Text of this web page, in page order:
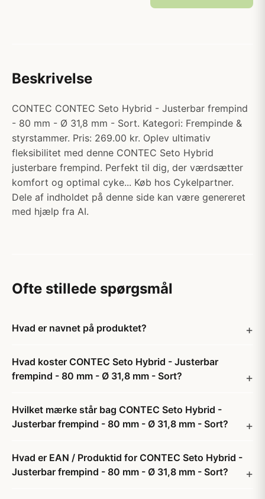
Beskrivelse
CONTEC CONTEC Seto Hybrid - Justerbar frempind
- 80 mm - Ø 31,8 mm - Sort. Kategori: Frempinde &
styrstammer. Pris: 269.00 kr. Oplev ultimativ
fleksibilitet med denne CONTEC Seto Hybrid
justerbare frempind. Perfekt til dig, der værdsætter
komfort og optimal cyke... Køb hos Cykelpartner.
Dele af indholdet på denne side kan være genereret
med hjælp fra AI.
Ofte stillede spørgsmål
Hvad er navnet på produktet?
Hvad koster CONTEC Seto Hybrid - Justerbar
frempind - 80 mm - Ø 31,8 mm - Sort?
Hvilket mærke står bag CONTEC Seto Hybrid -
Justerbar frempind - 80 mm - Ø 31,8 mm - Sort?
Hvad er EAN / Produktid for CONTEC Seto Hybrid -
Justerbar frempind - 80 mm - Ø 31,8 mm - Sort?